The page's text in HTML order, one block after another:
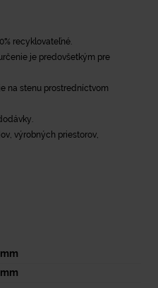
recyklovateľné.
je predovšetkým pre
na stenu prostredníctvom
výrobných priestorov,
mm
mm